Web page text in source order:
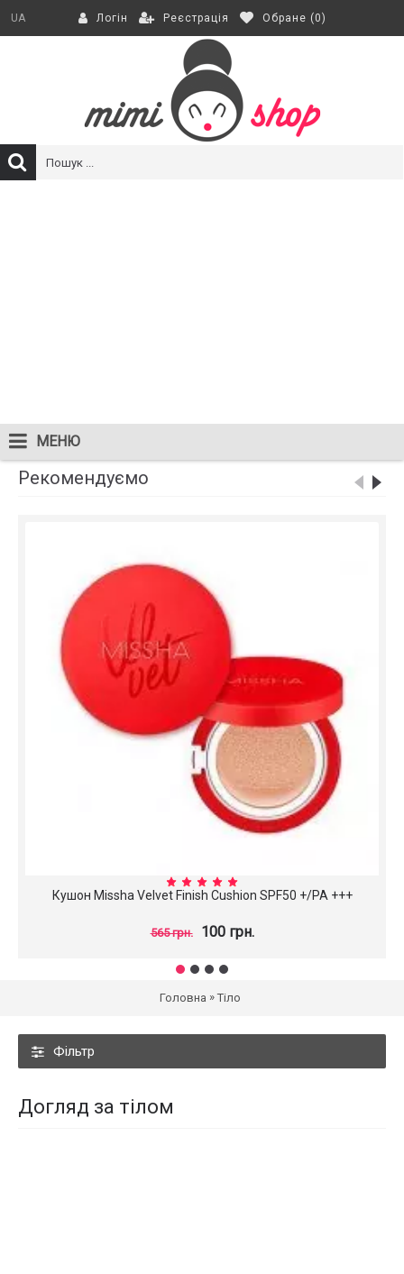
UA Логін Реєстрація Обране (0)
МЕНЮ
Рекомендуємо
Кушон Missha Velvet Finish Cushion SPF50 +/PA +++
565 грн. 100 грн.
Головна » Тіло
Фільтр
Догляд за тілом